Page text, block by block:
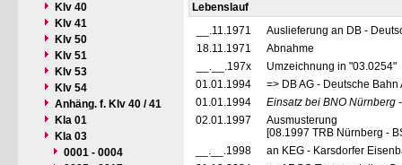
Klv 40
Klv 41
Klv 50
Klv 51
Klv 53
Klv 54
Anhäng. f. Klv 40 / 41
Kla 01
Kla 03
0001 - 0004
Lebenslauf
__.11.1971
Auslieferung an DB -
18.11.1971
Abnahme
__.__.197x
Umzeichnung in "03.0254"
01.01.1994
=> DB AG - Deutsche
01.01.1994
Einsatz bei BNO Nürnberg
02.01.1997
Ausmusterung
[08.1997 TRB Nürnberg -
__.__.1998
an KEG - Karsdorfer